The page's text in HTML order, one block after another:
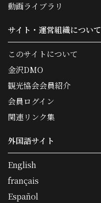
動画ライブラリ
サイト・運営組織について
このサイトについて
金沢DMO
観光協会会員紹介
会員ログイン
関連リンク集
外国語サイト
English
français
Español